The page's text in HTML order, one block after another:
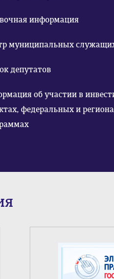
информация
муниципальных
депутатов
об участии в
федеральных и